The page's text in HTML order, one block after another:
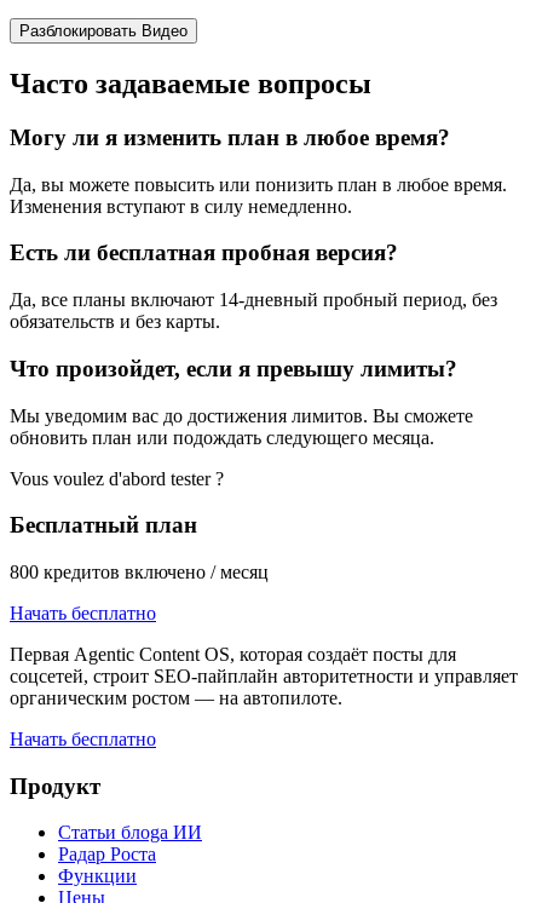
Разблокировать Видео
Часто задаваемые вопросы
Могу ли я изменить план в любое время?
Да, вы можете повысить или понизить план в любое время.
Изменения вступают в силу немедленно.
Есть ли бесплатная пробная версия?
Да, все планы включают 14-дневный пробный период, без
обязательств и без карты.
Что произойдет, если я превышу лимиты?
Мы уведомим вас до достижения лимитов. Вы сможете
обновить план или подождать следующего месяца.
Vous voulez d'abord tester ?
Бесплатный план
800 кредитов включено / месяц
Начать бесплатно
Первая Agentic Content OS, которая создаёт посты для
соцсетей, строит SEO-пайплайн авторитетности и управляет
органическим ростом — на автопилоте.
Начать бесплатно
Продукт
Статьи блоga ИИ
Радар Роста
Функции
Цены